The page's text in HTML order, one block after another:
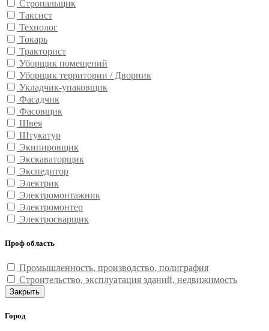
Стропальщик
Таксист
Технолог
Токарь
Тракторист
Уборщик помещений
Уборщик территории / Дворник
Укладчик-упаковщик
Фасадчик
Фасовщик
Швея
Штукатур
Экипировщик
Экскаваторщик
Экспедитор
Электрик
Электромонтажник
Электромонтер
Электросварщик
Проф область
Промышленность, производство, полиграфия
Строительство, эксплуатация зданий, недвижимость
Закрыть
Город